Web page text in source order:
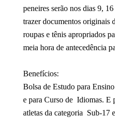
peneires serão nos dias 9,
trazer documentos originais
roupas e tênis apropriados
meia hora de antecedência
Benefícios:
Bolsa de Estudo para
e para Curso de Idiomas. E
atletas da categoria Sub-17 e